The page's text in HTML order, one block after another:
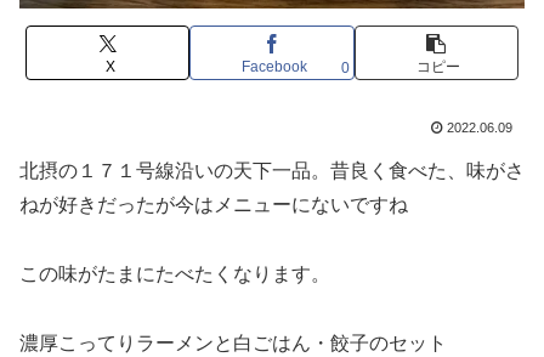
X Facebook 0 コピー
2022.06.09
北摂の１７１号線沿いの天下一品。昔良く食べた、味がさ
ねが好きだったが今はメニューにないですね
この味がたまにたべたくなります。
濃厚こってりラーメンと白ごはん・餃子のセット